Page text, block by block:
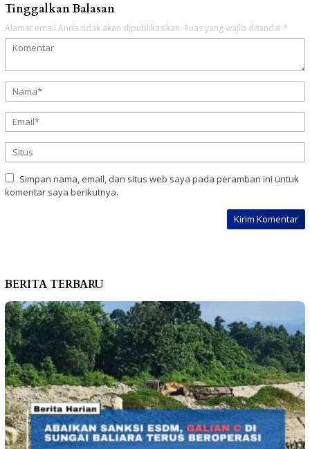
Tinggalkan Balasan
Alamat email Anda tidak akan dipublikasikan. Ruas yang wajib ditandai *
Simpan nama, email, dan situs web saya pada peramban ini untuk
komentar saya berikutnya.
BERITA TERBARU